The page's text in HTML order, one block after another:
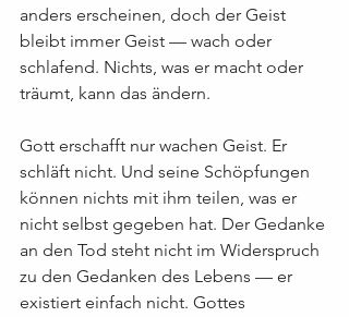
anders erscheinen, doch der Geist
bleibt immer Geist — wach oder
schlafend. Nichts, was er macht oder
träumt, kann das ändern.
Gott erschafft nur wachen Geist. Er
schläft nicht. Und seine Schöpfungen
können nichts mit ihm teilen, was er
nicht selbst gegeben hat. Der Gedanke
an den Tod steht nicht im Widerspruch
zu den Gedanken des Lebens — er
existiert einfach nicht. Gottes